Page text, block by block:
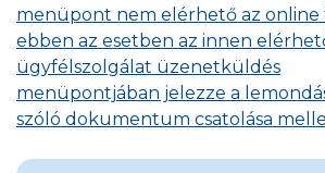
menüpont nem elérhető az
ebben az esetben az innen
ügyfélszolgálat üzenetküldés
menüpontjában jelezze a
szóló dokumentum csatolása